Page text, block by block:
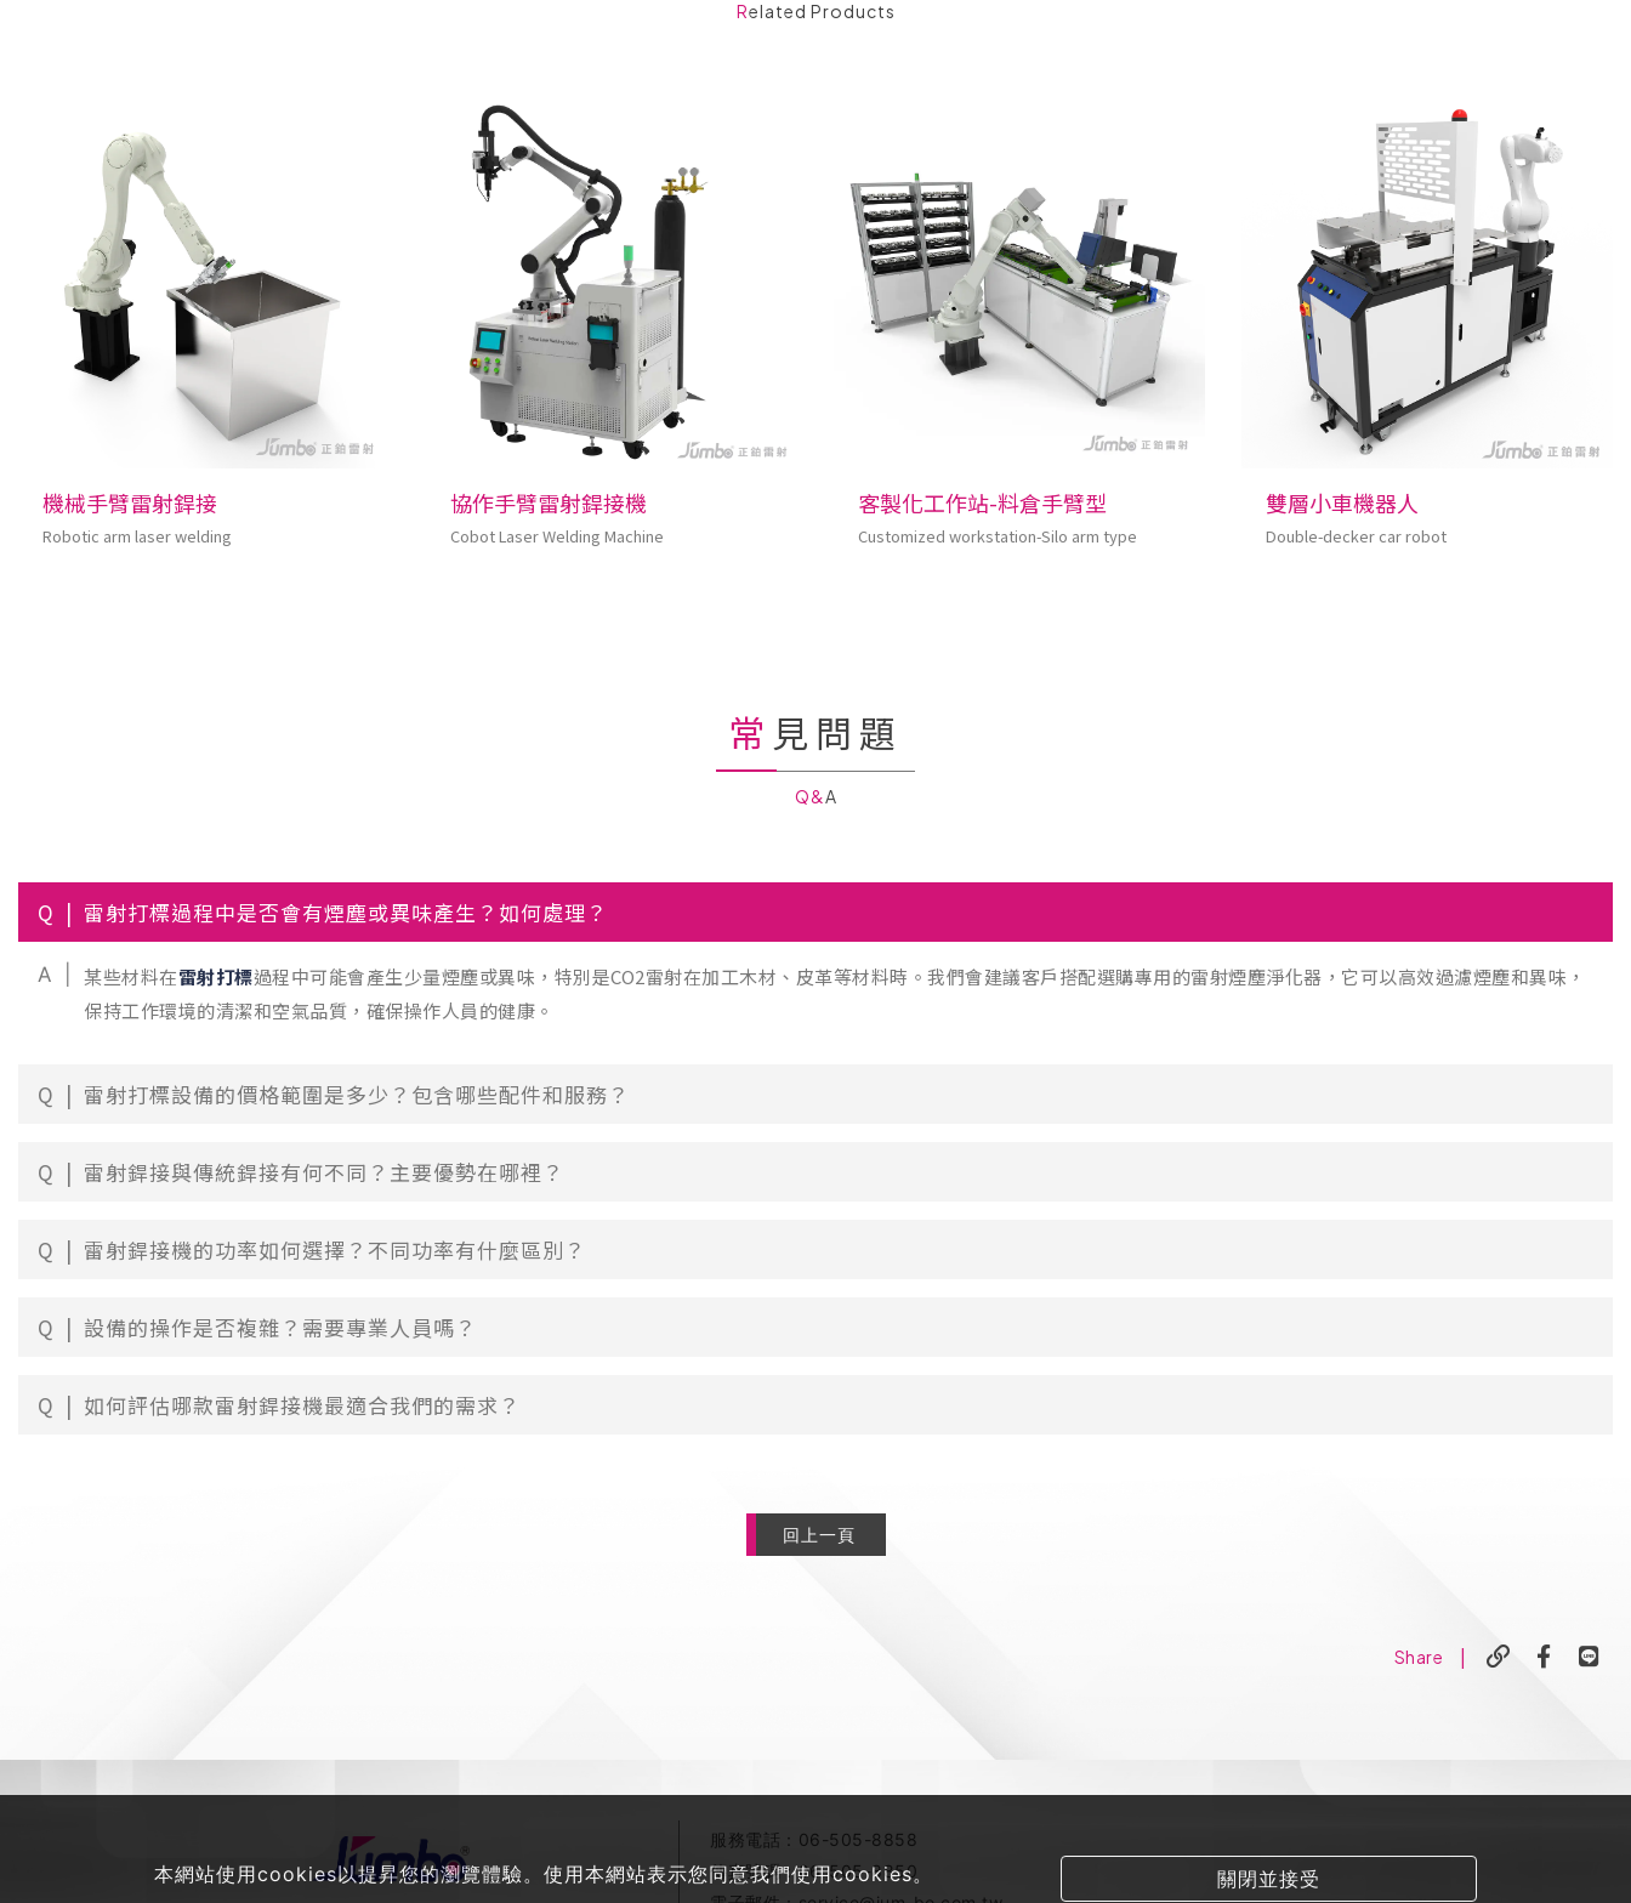
Related Products
機械手臂雷射銲接
Robotic arm laser welding
協作手臂雷射銲接機
Cobot Laser Welding Machine
客製化工作站-料倉手臂型
Customized workstation-Silo arm type
雙層小車機器人
Double-decker car robot
常見問題
Q&A
Q 雷射打標過程中是否會有煙塵或異味產生？如何處理？
A 某些材料在雷射打標過程中可能會產生少量煙塵或異味，特別是CO2雷射在加工木材、皮革等材料時。我們會建議客戶搭配選購專用的雷射煙塵淨化器，它可以高效過濾煙塵和異味，
保持工作環境的清潔和空氣品質，確保操作人員的健康。
Q 雷射打標設備的價格範圍是多少？包含哪些配件和服務？
Q 雷射銲接與傳統銲接有何不同？主要優勢在哪裡？
Q 雷射銲接機的功率如何選擇？不同功率有什麼區別？
Q 設備的操作是否複雜？需要專業人員嗎？
Q 如何評估哪款雷射銲接機最適合我們的需求？
回上一頁
Share |
服務電話： 06-505-8858
傳真號碼：06-505-8850
本網站使用cookies以提昇您的瀏覽體驗。使用本網站表示您同意我們使用cookies。 關閉並接受